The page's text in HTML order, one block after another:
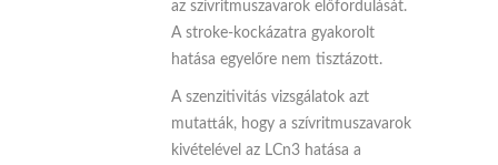
az szívritmuszavarok előfordulását.
A stroke-kockázatra gyakorolt
hatása egyelőre nem tisztázott.
A szenzitivitás vizsgálatok azt
mutatták, hogy a szívritmuszavarok
kivételével az LCn3 hatása a